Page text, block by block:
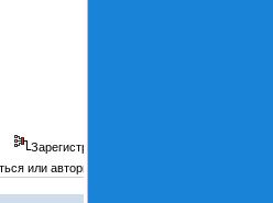
Зарегистрирован
или авторизоваться